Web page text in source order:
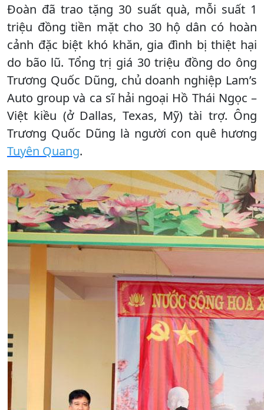
Đoàn đã trao tặng 30 suất quà, mỗi suất 1
triệu đồng tiền mặt cho 30 hộ dân có hoàn
cảnh đặc biệt khó khăn, gia đình bị thiệt hại
do bão lũ. Tổng trị giá 30 triệu đồng do ông
Trương Quốc Dũng, chủ doanh nghiệp Lam’s
Auto group và ca sĩ hải ngoại Hồ Thái Ngọc –
Việt kiều (ở Dallas, Texas, Mỹ) tài trợ. Ông
Trương Quốc Dũng là người con quê hương
Tuyên Quang.